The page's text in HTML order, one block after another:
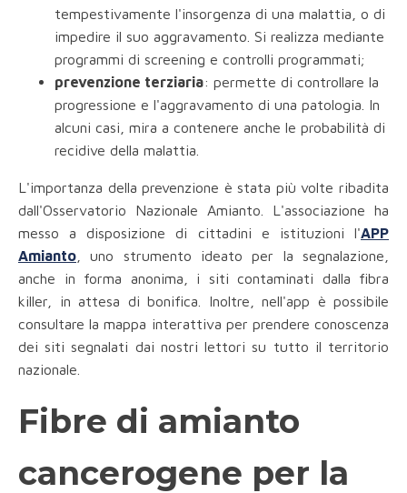
tempestivamente l'insorgenza di una malattia, o di
impedire il suo aggravamento. Si realizza mediante
programmi di screening e controlli programmati;
prevenzione terziaria: permette di controllare la
progressione e l'aggravamento di una patologia. In
alcuni casi, mira a contenere anche le probabilità di
recidive della malattia.
L'importanza della prevenzione è stata più volte ribadita
dall'Osservatorio Nazionale Amianto. L'associazione ha
messo a disposizione di cittadini e istituzioni l'APP
Amianto , uno strumento ideato per la segnalazione,
anche in forma anonima, i siti contaminati dalla fibra
killer, in attesa di bonifica. Inoltre, nell'app è possibile
consultare la mappa interattiva per prendere conoscenza
dei siti segnalati dai nostri lettori su tutto il territorio
nazionale.
Fibre di amianto
cancerogene per la